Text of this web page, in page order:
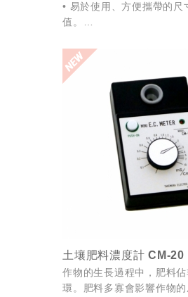
• 易於使用、方便攜帶的尺
值。
• 自動溫度補償。
• 顯示電池電量不足的信息。
• 自動校準。
(※該儀器具有自動校準的
土壤肥料濃度計 CM-20
作物的生長過程中，肥料
環。肥料多寡會影響作物的